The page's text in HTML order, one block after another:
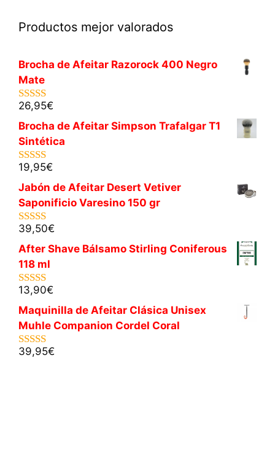
Productos mejor valorados
Brocha de Afeitar Razorock 400 Negro
Mate
5.00de 5
26,95€
Brocha de Afeitar Simpson Trafalgar T1
Sintética
5.00de 5
19,95€
Jabón de Afeitar Desert Vetiver
Saponificio Varesino 150 gr
5.00de 5
39,50€
After Shave Bálsamo Stirling Coniferous
118 ml
5.00de 5
13,90€
Maquinilla de Afeitar Clásica Unisex
Muhle Companion Cordel Coral
5.00de 5
39,95€